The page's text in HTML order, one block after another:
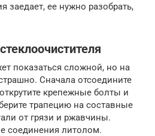
заедает, ее нужно разобрать,
показаться сложной, но на
Сначала отсоедините
крепежные болты и
трапецию на составные
от грязи и ржавчины.
соединения литолом.